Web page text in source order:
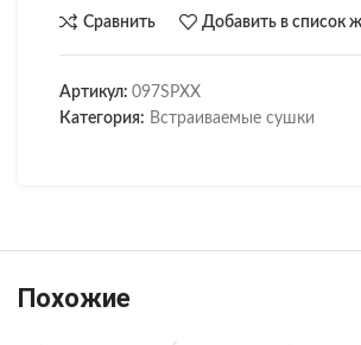
Сравнить Добавить в список
Артикул: 097SPXX
Категория: Встраиваемые сушки
Похожие